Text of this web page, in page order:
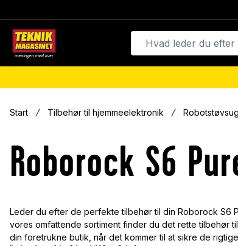
Start Tilbehør til hjemmeelektronik
Roborock S6
Leder du efter de perfekte tilbehør til din Roborock S6
vores omfattende sortiment finder du det rette tilbehør
din foretrukne butik, når det kommer til at sikre de